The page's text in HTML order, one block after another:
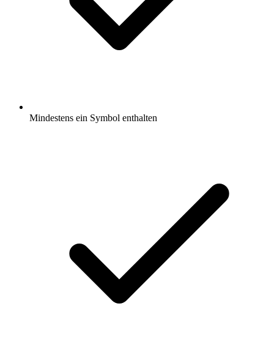
Mindestens ein Symbol enthalten